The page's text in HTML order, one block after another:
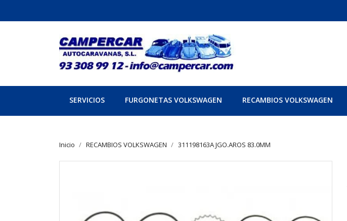
SERVICIOS FURGONETAS VOLKSWAGEN RECAMBIOS VOLKSWAGEN
Inicio RECAMBIOS VOLKSWAGEN 311198163A JGO.AROS 83.0MM